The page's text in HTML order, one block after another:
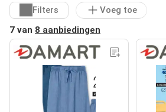
Filters
Voeg toe
7 van 8 aanbiedingen